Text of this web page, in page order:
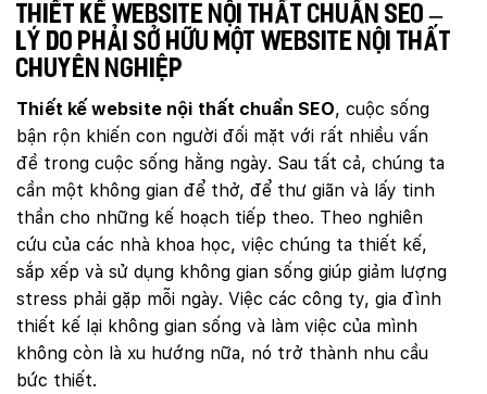
thiết kế website nội thất chuẩn SEO –
Lý do phải sở hữu một website nội thất
chuyên nghiệp
Thiết kế website nội thất chuẩn SEO, cuộc sống
bận rộn khiến con người đối mặt với rất nhiều vấn
đề trong cuộc sống hằng ngày. Sau tất cả, chúng ta
cần một không gian để thở, để thư giãn và lấy tinh
thần cho những kế hoạch tiếp theo. Theo nghiên
cứu của các nhà khoa học, việc chúng ta thiết kế,
sắp xếp và sử dụng không gian sống giúp giảm lượng
stress phải gặp mỗi ngày. Việc các công ty, gia đình
thiết kế lại không gian sống và làm việc của mình
không còn là xu hướng nữa, nó trở thành nhu cầu
bức thiết.